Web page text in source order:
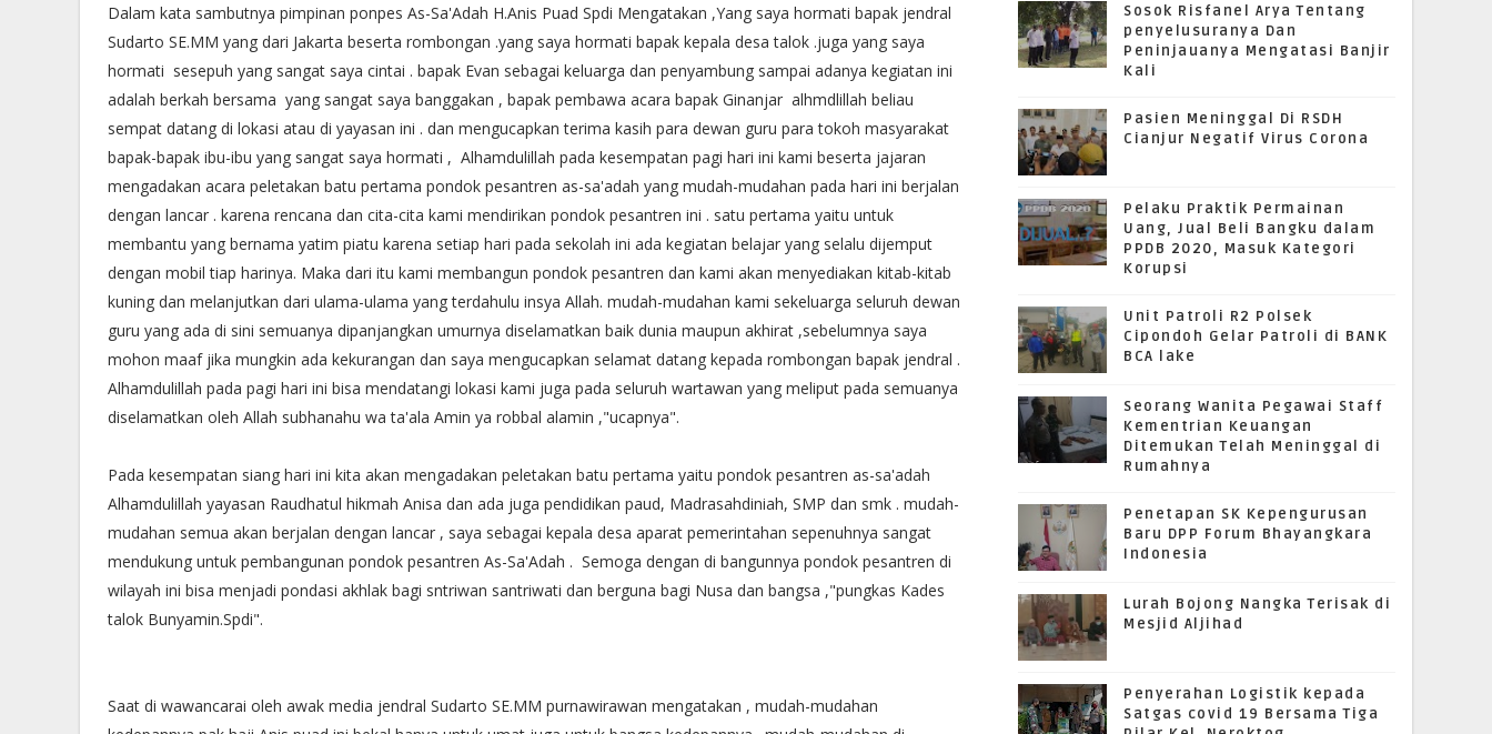
Dalam kata sambutnya pimpinan ponpes As-Sa'Adah H.Anis Puad Spdi Mengatakan ,Yang saya hormati bapak jendral
Sudarto SE.MM yang dari Jakarta beserta rombongan .yang saya hormati bapak kepala desa talok .juga yang saya
hormati sesepuh yang sangat saya cintai . bapak Evan sebagai keluarga dan penyambung sampai adanya kegiatan ini
adalah berkah bersama yang sangat saya banggakan , bapak pembawa acara bapak Ginanjar alhmdlillah beliau
sempat datang di lokasi atau di yayasan ini . dan mengucapkan terima kasih para dewan guru para tokoh masyarakat
bapak-bapak ibu-ibu yang sangat saya hormati , Alhamdulillah pada kesempatan pagi hari ini kami beserta jajaran
mengadakan acara peletakan batu pertama pondok pesantren as-sa'adah yang mudah-mudahan pada hari ini berjalan
dengan lancar . karena rencana dan cita-cita kami mendirikan pondok pesantren ini . satu pertama yaitu untuk
membantu yang bernama yatim piatu karena setiap hari pada sekolah ini ada kegiatan belajar yang selalu dijemput
dengan mobil tiap harinya. Maka dari itu kami membangun pondok pesantren dan kami akan menyediakan kitab-kitab
kuning dan melanjutkan dari ulama-ulama yang terdahulu insya Allah. mudah-mudahan kami sekeluarga seluruh dewan
guru yang ada di sini semuanya dipanjangkan umurnya diselamatkan baik dunia maupun akhirat ,sebelumnya saya
mohon maaf jika mungkin ada kekurangan dan saya mengucapkan selamat datang kepada rombongan bapak jendral .
Alhamdulillah pada pagi hari ini bisa mendatangi lokasi kami juga pada seluruh wartawan yang meliput pada semuanya
diselamatkan oleh Allah subhanahu wa ta'ala Amin ya robbal alamin ,"ucapnya".
Pada kesempatan siang hari ini kita akan mengadakan peletakan batu pertama yaitu pondok pesantren as-sa'adah
Alhamdulillah yayasan Raudhatul hikmah Anisa dan ada juga pendidikan paud, Madrasahdiniah, SMP dan smk . mudah-
mudahan semua akan berjalan dengan lancar , saya sebagai kepala desa aparat pemerintahan sepenuhnya sangat
mendukung untuk pembangunan pondok pesantren As-Sa'Adah . Semoga dengan di bangunnya pondok pesantren di
wilayah ini bisa menjadi pondasi akhlak bagi sntriwan santriwati dan berguna bagi Nusa dan bangsa ,"pungkas Kades
talok Bunyamin.Spdi".
Saat di wawancarai oleh awak media jendral Sudarto SE.MM purnawirawan mengatakan , mudah-mudahan
Sosok Risfanel Arya Tentang
penyelusuranya Dan
Peninjauanya Mengatasi Banjir
Kali
Pasien Meninggal Di RSDH
Cianjur Negatif Virus Corona
Pelaku Praktik Permainan
Uang, Jual Beli Bangku dalam
PPDB 2020, Masuk Kategori
Korupsi
Unit Patroli R2 Polsek
Cipondoh Gelar Patroli di BANK
BCA lake
Seorang Wanita Pegawai Staff
Kementrian Keuangan
Ditemukan Telah Meninggal di
Rumahnya
Penetapan SK Kepengurusan
Baru DPP Forum Bhayangkara
Indonesia
Lurah Bojong Nangka Terisak di
Mesjid Aljihad
Penyerahan Logistik kepada
Satgas covid 19 Bersama Tiga